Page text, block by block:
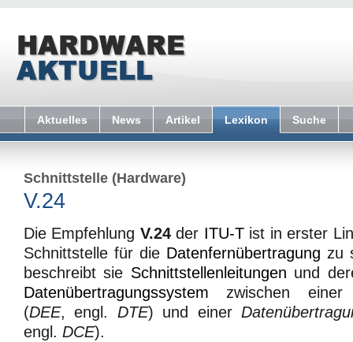
Aktuelles News Artikel Lexikon Suche
Schnittstelle (Hardware)
V.24
Die Empfehlung V.24der ITU-Tist in erster
Schnittstelle für die Datenfernübertragung zu
beschreibt sie Schnittstellenleitungen und
Datenübertragungssystem zwischen
(DEE, engl. DTE) und einer
engl. DCE).